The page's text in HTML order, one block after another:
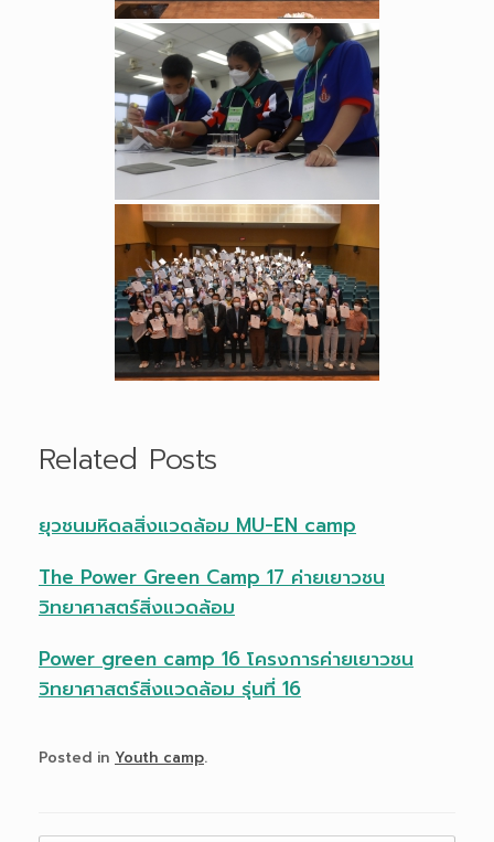
Related Posts
ยุวชนมหิดลสิ่งแวดล้อม MU-EN camp
The Power Green Camp 17 ค่ายเยาวชน
วิทยาศาสตร์สิ่งแวดล้อม
Power green camp 16 โครงการค่ายเยาวชน
วิทยาศาสตร์สิ่งแวดล้อม รุ่นที่ 16
Posted in Youth camp.